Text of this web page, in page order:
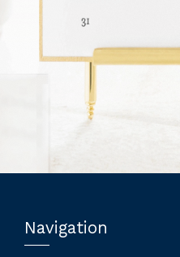
Navigation